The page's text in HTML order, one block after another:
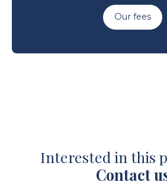
Our fees
Interested in this
Contact